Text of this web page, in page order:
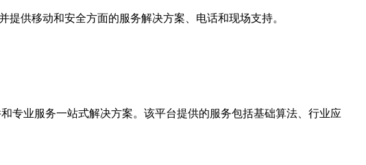
供移动和安全方面的服务解决方案、电话和现场支持。
专业服务一站式解决方案。该平台提供的服务包括基础算法、行业应